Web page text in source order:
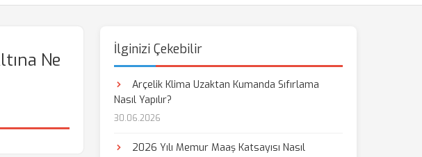
Ne
İlginizi Çekebilir
Arçelik Klima Uzaktan Kumanda Sıfırlama
Nasıl Yapılır?
30.06.2026
2026 Yılı Memur Maaş Katsayısı Nasıl